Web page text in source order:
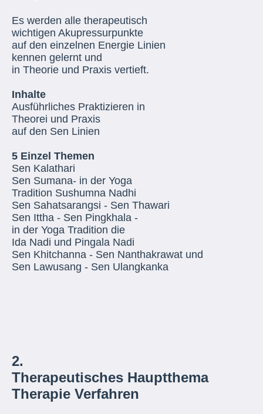
Es werden alle therapeutisch
wichtigen Akupressurpunkte
auf den einzelnen Energie Linien
kennen gelernt und
in Theorie und Praxis vertieft.
Inhalte
Ausführliches Praktizieren in
Theorei und Praxis
auf den Sen Linien
5 Einzel Themen
Sen Kalathari
Sen Sumana- in der Yoga
Tradition Sushumna Nadhi
Sen Sahatsarangsi - Sen Thawari
Sen Ittha - Sen Pingkhala -
in der Yoga Tradition die
Ida Nadi und Pingala Nadi
Sen Khitchanna - Sen Nanthakrawat und
Sen Lawusang - Sen Ulangkanka
2.
Therapeutisches Hauptthema
Therapie Verfahren